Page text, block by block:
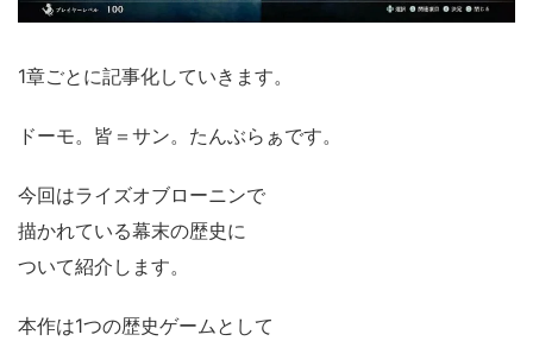
1章ごとに記事化していきます。
ドーモ。皆＝サン。たんぶらぁです。
今回はライズオブローニンで
描かれている幕末の歴史に
ついて紹介します。
本作は1つの歴史ゲームとして